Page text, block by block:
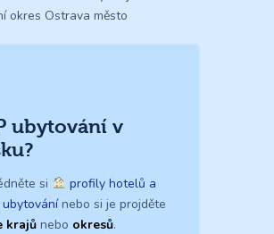
okres Ostrava město
ubytování v
si
profily hotelů a
nebo si je projděte
krajů nebo okresů.